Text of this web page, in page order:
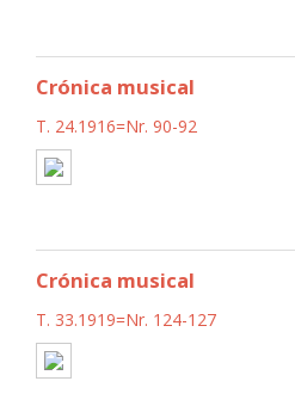
Crónica musical
T. 24.1916=Nr. 90-92
Crónica musical
T. 33.1919=Nr. 124-127